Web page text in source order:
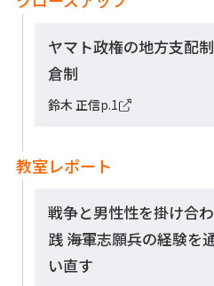
ヤマト政権の地方支配制
倉制
鈴木 正信p.1
教室レポート
戦争と男性性を掛け合
践 ――海軍志願兵の経験
い直す